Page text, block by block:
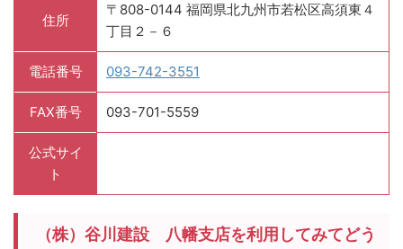
住所
〒808-0144 福岡県北九州市若松区高須東４
丁目２－６
電話番号 093-742-3551
FAX番号 093-701-5559
公式サイ
ト
（株）谷川建設 八幡支店を利用してみてどう